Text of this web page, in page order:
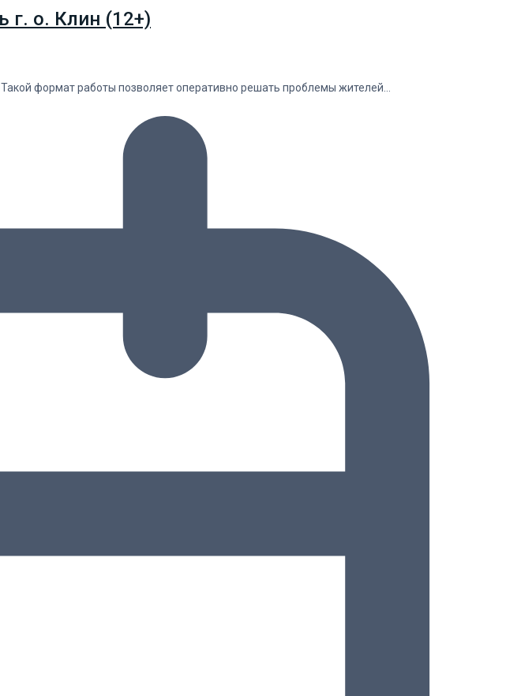
г. о. Клин (12+)
формат работы позволяет оперативно решать проблемы жителей…